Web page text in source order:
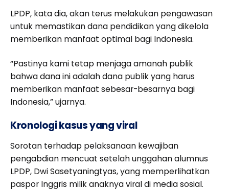
LPDP, kata dia, akan terus melakukan pengawasan
untuk memastikan dana pendidikan yang dikelola
memberikan manfaat optimal bagi Indonesia.
“Pastinya kami tetap menjaga amanah publik
bahwa dana ini adalah dana publik yang harus
memberikan manfaat sebesar-besarnya bagi
Indonesia,” ujarnya.
Kronologi kasus yang viral
Sorotan terhadap pelaksanaan kewajiban
pengabdian mencuat setelah unggahan alumnus
LPDP, Dwi Sasetyaningtyas, yang memperlihatkan
paspor Inggris milik anaknya viral di media sosial.